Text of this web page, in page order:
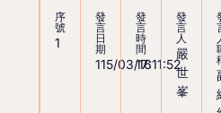
序
號
1
發
言
日
期
115/03/16
發
言
時
間
17:11:52
發
言
人
嚴
世
峯